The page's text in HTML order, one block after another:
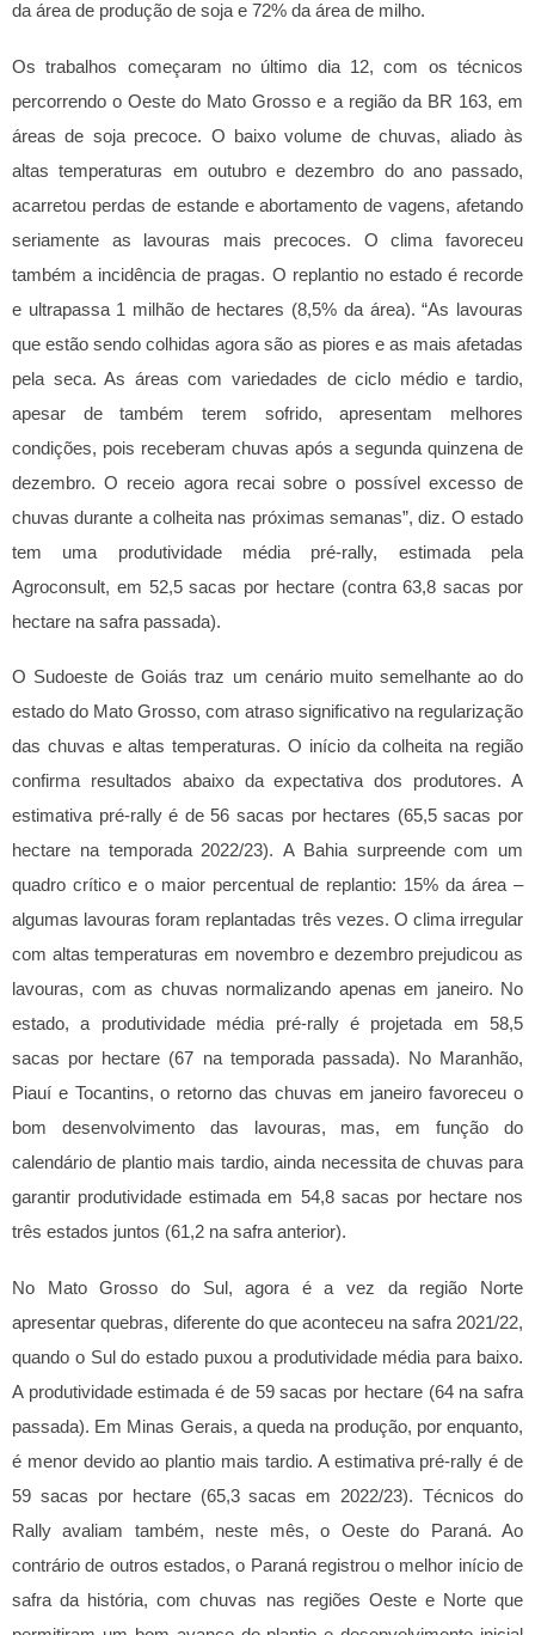
da área de produção de soja e 72% da área de milho.
Os trabalhos começaram no último dia 12, com os técnicos
percorrendo o Oeste do Mato Grosso e a região da BR 163, em
áreas de soja precoce. O baixo volume de chuvas, aliado às
altas temperaturas em outubro e dezembro do ano passado,
acarretou perdas de estande e abortamento de vagens, afetando
seriamente as lavouras mais precoces. O clima favoreceu
também a incidência de pragas. O replantio no estado é recorde
e ultrapassa 1 milhão de hectares (8,5% da área).“As lavouras
que estão sendo colhidas agora são as piores e as mais afetadas
pela seca. As áreas com variedades de ciclo médio e tardio,
apesar de também terem sofrido, apresentam melhores
condições, pois receberam chuvas após a segunda quinzena de
dezembro. O receio agora recai sobre o possível excesso de
chuvas durante a colheita nas próximas semanas”, diz. O estado
tem uma produtividade média pré-rally, estimada pela
Agroconsult, em 52,5 sacas por hectare (contra 63,8 sacas por
hectare na safra passada).
O Sudoeste de Goiás traz um cenário muito semelhante ao do
estado do Mato Grosso, com atraso significativo na regularização
das chuvas e altas temperaturas. O início da colheita na região
confirma resultados abaixo da expectativa dos produtores. A
estimativa pré-rally é de 56 sacas por hectares (65,5 sacas por
hectare na temporada 2022/23). A Bahia surpreende com um
quadro crítico e o maior percentual de replantio: 15% da área –
algumas lavouras foram replantadas três vezes. O clima irregular
com altas temperaturas em novembro e dezembro prejudicou as
lavouras, com as chuvas normalizando apenas em janeiro. No
estado, a produtividade média pré-rally é projetada em 58,5
sacas por hectare (67 na temporada passada). No Maranhão,
Piauí e Tocantins, o retorno das chuvas em janeiro favoreceu o
bom desenvolvimento das lavouras, mas, em função do
calendário de plantio mais tardio, ainda necessita de chuvas para
garantir produtividade estimada em 54,8 sacas por hectare nos
três estados juntos (61,2 na safra anterior).
No Mato Grosso do Sul, agora é a vez da região Norte
apresentar quebras, diferente do que aconteceu na safra 2021/22,
quando o Sul do estado puxou a produtividade média para baixo.
A produtividade estimada é de 59 sacas por hectare (64 na safra
passada). Em Minas Gerais, a queda na produção, por enquanto,
é menor devido ao plantio mais tardio. A estimativa pré-rally é de
59 sacas por hectare (65,3 sacas em 2022/23).Técnicos do
Rally avaliam também, neste mês, o Oeste do Paraná. Ao
contrário de outros estados, o Paraná registrou o melhor início de
safra da história, com chuvas nas regiões Oeste e Norte que